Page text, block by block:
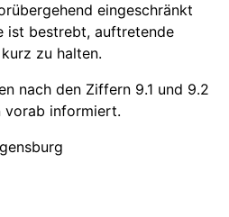
eingeschränkt
ist bestrebt, auftretende
zu halten.
nach den Ziffern 9.1 und 9.2
vorab informiert.